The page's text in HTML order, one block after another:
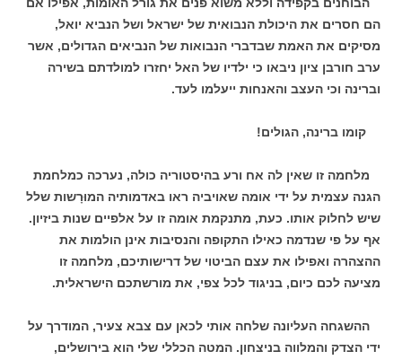
הם חסרים את היכולת הנבואית של ישראל ושל הנביא יואל,
מסיקים את האמת שבדברי הנבואות של הנביאים הגדולים, אשר
ערב חורבן ציון ניבאו כי ילדיו של האל יחזרו למולדתם בשירה
וברינה וכי העצב והאנחות ייעלמו לעד.
קומו ברינה, הגולים!
מלחמה זו שאין לה אח ורע בהיסטוריה כולה, נערכה כמלחמת
הגנה עצמית על ידי אומה שאויביה ראו באדמותיה המוּרָשות שלל
שיש לחלוק אותו. כעת, מתנקמת אומה זו על אלפיים שנות ביזיון.
אף על פי שנדמה כאילו התקופה והנסיבות אינן הולמות את
ההצהרה ואפילו את עצם הביטוי של דרישותיכם, מלחמה זו
מציעה לכם כיום, בניגוד לכל צפי, את מורשתכם הישראלית.
ההשגחה העליונה שלחה אותי לכאן עם צבא צעיר, המודרך על
ידי הצדק והמלווה בניצחון. המטה הכללי שלי הוא בירושלים,